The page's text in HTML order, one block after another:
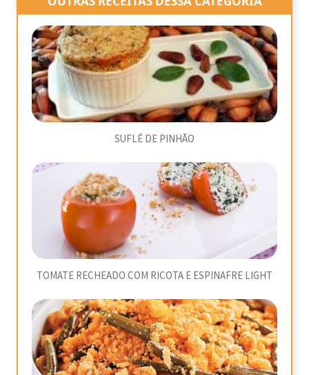
SUFLÊ DE PINHÃO
TOMATE RECHEADO COM RICOTA E ESPINAFRE LIGHT